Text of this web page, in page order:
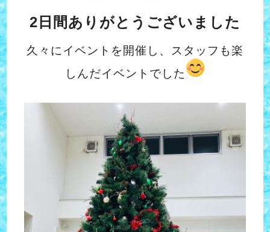
2日間ありがとうございました
久々にイベントを開催し、スタッフも楽
しんだイベントでした